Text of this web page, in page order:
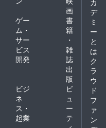
画
ゲー
ム・
サー
ビス
開発
書
籍
・
雑
誌
出
版
ビジ
ネ
ス・
起業
ビ
ュ
ー
テ
カ
デ
ミ
ー
と
は
ク
ラ
ウ
ド
フ
ァ
ン